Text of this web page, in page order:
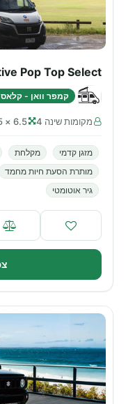
Pop Top Select
קמפר וואן - קלאס B
מקומות שינה 4 6.5 × 2.05 m
מזגן קדמי מקלחת
מותרת הסעת חיות מחמד
גיר אוטומטי